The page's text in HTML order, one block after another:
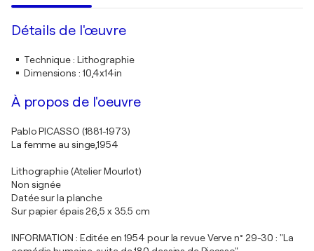
Détails de l'œuvre
Technique: Lithographie
Dimensions : 10,4x14in
À propos de l'oeuvre
Pablo PICASSO (1881-1973)
La femme au singe,1954
Lithographie (Atelier Mourlot)
Non signée
Datée sur la planche
Sur papier épais 26,5 x 35.5 cm
INFORMATION : Editée en 1954 pour la revue Verve n° 29-30 : "La